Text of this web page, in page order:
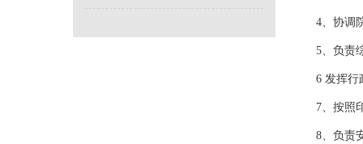
4、协调
5、负责
6 发挥行
7、按照
8、负责